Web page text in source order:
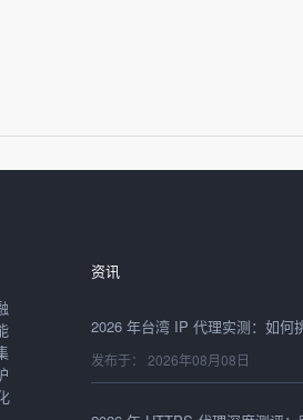
资讯
发布于： 2026年08月08日
发布于： 2026年08月08日